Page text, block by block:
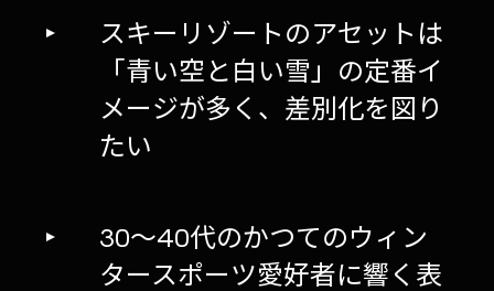
スキーリゾートのアセットは
「青い空と白い雪」の定番イ
メージが多く、差別化を図り
たい
30～40代のかつてのウィン
タースポーツ愛好者に響く表